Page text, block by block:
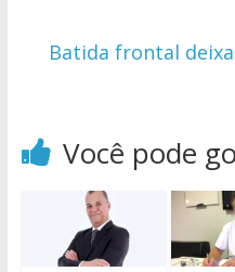
Batida frontal
Você pode